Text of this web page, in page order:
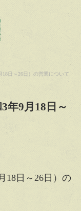
日～26日）の営業について
年9月18日～
18日～26日）の